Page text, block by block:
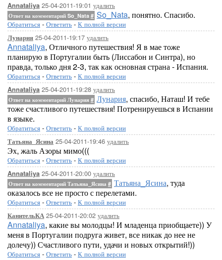
Annataliya 25-04-2011-19:01 удалить
Ответ на комментарий So_Nata # So_Nata, понятно. Спасибо.
Обратиться - Ответить - К полной версии
Лунария 25-04-2011-19:17 удалить
Annataliya, Отличного путешествия! Я в мае тоже
планирую в Португалии быть (Лиссабон и Синтра), но
правда, только дня 2-3, так как основная страна - Испания.
Обратиться - Ответить - К полной версии
Annataliya 25-04-2011-19:28 удалить
Ответ на комментарий Лунария # Лунария, спасибо, Наташ! И тебе
тоже счастливого путешествия! Потренируешься в Испании
в языке.
Обратиться - Ответить - К полной версии
Татьяна_Ясина 25-04-2011-19:46 удалить
Эх, жаль Азоры мимо(((
Обратиться - Ответить - К полной версии
Annataliya 25-04-2011-20:00 удалить
Ответ на комментарий Татьяна_Ясина # Татьяна_Ясина, туда
оказалось все не просто с перелетами.
Обратиться - Ответить - К полной версии
КанительКА 25-04-2011-20:02 удалить
Annataliya, какие вы молодцы! И младенца приобщаете)) У
меня в Португалии подруга живет, все никак до нее не
долечу)) Счастливого пути, удачи и новых открытий!))
Обратиться - Ответить - К полной версии